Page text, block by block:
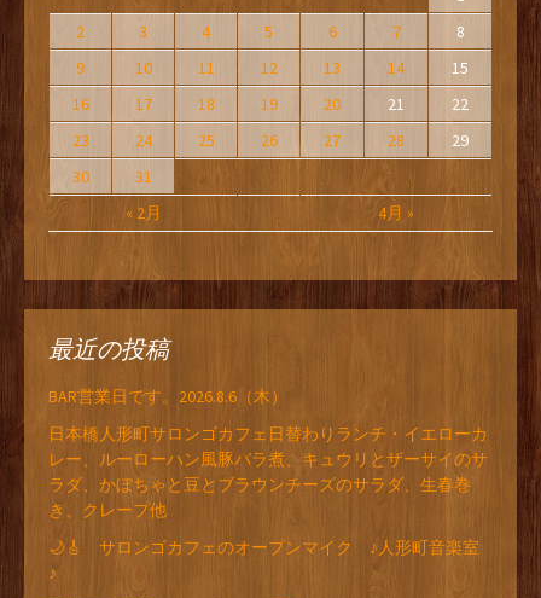
« 2月 4月 »
2
3 4 5 6 7
8
9
10 11 12 13 14
15
16
17 18 19 20 21
22
23
24 25 26 27 28
29
30
31
最近の投稿
BAR営業日です。2026.8.6（木）
日本橋人形町サロンゴカフェ日替わりランチ・イエローカ
レー、ルーローハン風豚バラ煮、キュウリとザーサイのサ
ラダ、かぼちゃと豆とブラウンチーズのサラダ、生春巻
き、クレープ他
🌙🎸 サロンゴカフェのオープンマイク ♪人形町音楽室
♪